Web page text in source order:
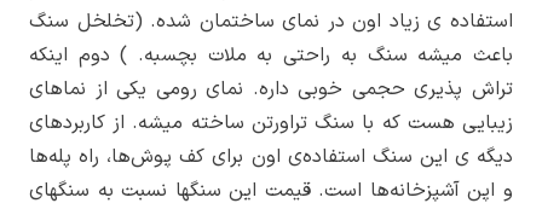
استفاده­ ی زیاد اون در نمای ساختمان شده. (تخلخل سنگ
باعث میشه سنگ به راحتی به ملات بچسبه. ) دوم اینکه
تراش پذیری حجمی خوبی داره. نمای رومی یکی از نماهای
زیبایی هست که با سنگ تراورتن ساخته میشه. از کاربردهای
دیگه­ ی این سنگ استفاده­‌ی اون برای کف پوش‌ها، راه پله­‌ها
و اپن آشپزخانه­‌ها است. قیمت این سنگ­ها نسبت به سنگ­های